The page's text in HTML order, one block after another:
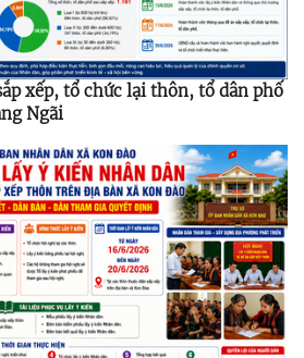
xếp, tổ chức lại thôn, tổ dân phố
Ngãi